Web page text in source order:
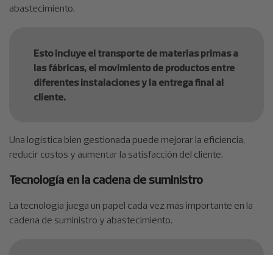
abastecimiento.
Esto incluye el transporte de materias primas a
las fábricas, el movimiento de productos entre
diferentes instalaciones y la entrega final al
cliente.
Una logística bien gestionada puede mejorar la eficiencia,
reducir costos y aumentar la satisfacción del cliente.
Tecnología en la cadena de suministro
La tecnología juega un papel cada vez más importante en la
cadena de suministro y abastecimiento.